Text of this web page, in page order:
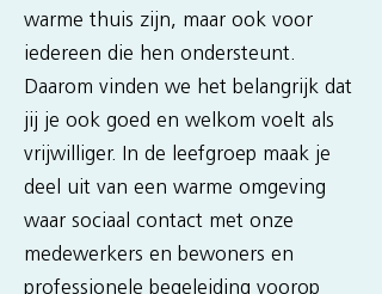
warme thuis zijn, maar ook voor
iedereen die hen ondersteunt.
Daarom vinden we het belangrijk dat
jij je ook goed en welkom voelt als
vrijwilliger. In de leefgroep maak je
deel uit van een warme omgeving
waar sociaal contact met onze
medewerkers en bewoners en
professionele begeleiding voorop